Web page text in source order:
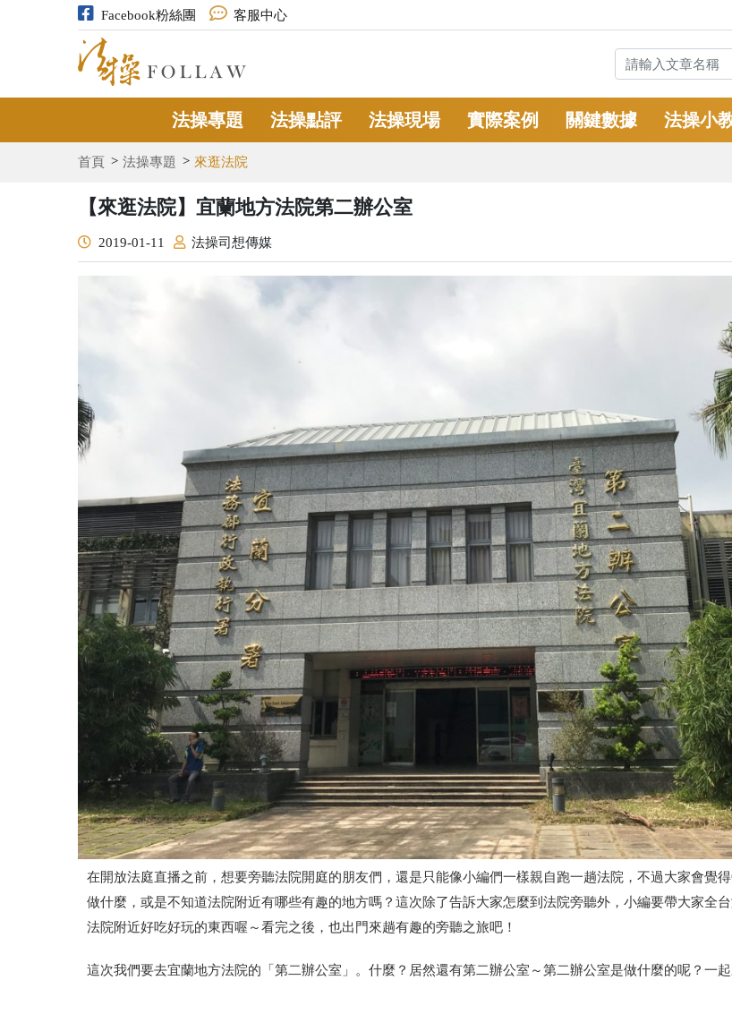
Facebook粉絲團 客服中心
法操專題 法操點評 法操現場 實際案例 關鍵數據 法操小
首頁 法操專題 來逛法院
【來逛法院】宜蘭地方法院第二辦公室
2019-01-11 法操司想傳媒
在開放法庭直播之前，想要旁聽法院開庭的朋友們，還是只能像小編們一樣親自跑一趟法院，不過大家會覺
做什麼，或是不知道法院附近有哪些有趣的地方嗎？這次除了告訴大家怎麼到法院旁聽外，小編要帶大家全
法院附近好吃好玩的東西喔～看完之後，也出門來趟有趣的旁聽之旅吧！
這次我們要去宜蘭地方法院的「第二辦公室」。什麼？居然還有第二辦公室～第二辦公室是做什麼的呢？一起